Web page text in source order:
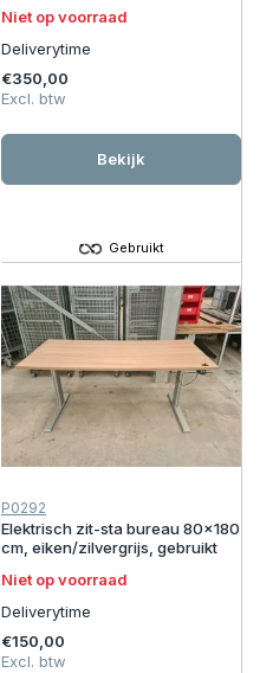
Niet op voorraad
Deliverytime
€350,00
Excl. btw
Bekijk
Gebruikt
P0292
Elektrisch zit-sta bureau 80x180
cm, eiken/zilvergrijs, gebruikt
Niet op voorraad
Deliverytime
€150,00
Excl. btw